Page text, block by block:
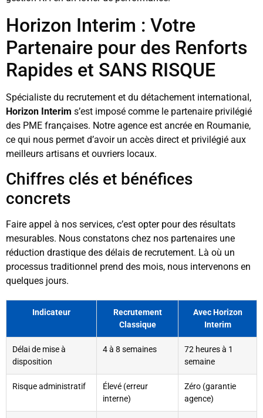
Horizon Interim : Votre
Partenaire pour des Renforts
Rapides et SANS RISQUE
Spécialiste du recrutement et du détachement international,
Horizon Interim s’est imposé comme le partenaire privilégié
des PME françaises. Notre agence est ancrée en Roumanie,
ce qui nous permet d’avoir un accès direct et privilégié aux
meilleurs artisans et ouvriers locaux.
Chiffres clés et bénéfices
concrets
Faire appel à nos services, c’est opter pour des résultats
mesurables. Nous constatons chez nos partenaires une
réduction drastique des délais de recrutement. Là où un
processus traditionnel prend des mois, nous intervenons en
quelques jours.
Indicateur
Recrutement
Classique
Avec Horizon
Interim
Délai de mise à
disposition
4 à 8 semaines
72 heures à 1
semaine
Risque administratif
Élevé (erreur
interne)
Zéro (garantie
agence)